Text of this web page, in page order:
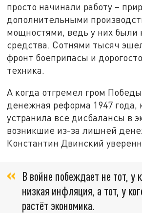
просто начинали работу –
дополнительными
мощностями, ведь у них были
средства. Сотнями тысяч
фронт боеприпасы и
техника.
А когда отгремел гром
денежная реформа 1947 года,
устранила все дисбалансы в
возникшие из-за лишней
Константин Двинский
В войне побеждает не тот, у
низкая инфляция, а тот, у
растёт экономика.